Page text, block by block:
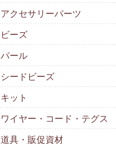
アクセサリーパーツ
ビーズ
パール
シードビーズ
キット
ワイヤー・コード・テグス
道具・販促資材